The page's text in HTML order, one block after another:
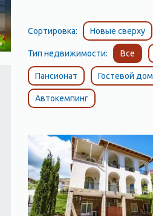
Сортировка: Новые сверху
Тип недвижимости: Все
Пансионат Гостевой дом
Автокемпинг